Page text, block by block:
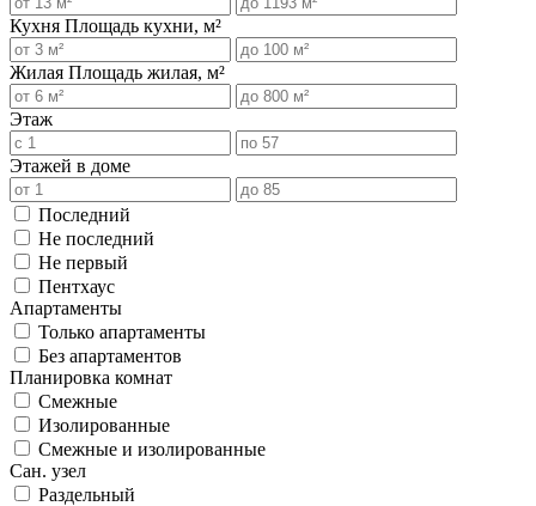
Кухня Площадь кухни, м²
Жилая Площадь жилая, м²
Этаж
Этажей в доме
Последний
Не последний
Не первый
Пентхаус
Апартаменты
Только апартаменты
Без апартаментов
Планировка комнат
Смежные
Изолированные
Смежные и изолированные
Сан. узел
Раздельный